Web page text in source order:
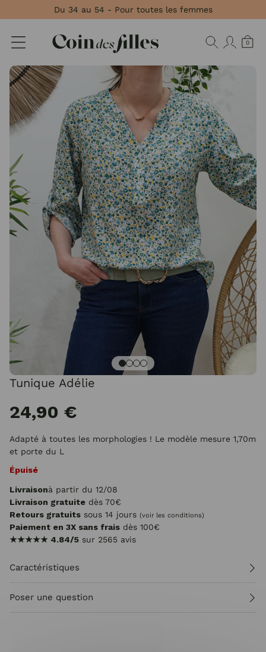
Du 34 au 54 - Pour toutes les femmes
0
Tunique Adélie
24,90 €
Adapté à toutes les morphologies ! Le modèle mesure 1,70m
et porte du L
Épuisé
Livraisonà partir du 12/08
Livraison gratuite dès 70€
Retours gratuits sous 14 jours (voir les conditions)
Paiement en 3X sans frais dès 100€
★★★★★ 4.84/5 sur 2565 avis
Caractéristiques
Poser une question
Panneau de gestion des cookies